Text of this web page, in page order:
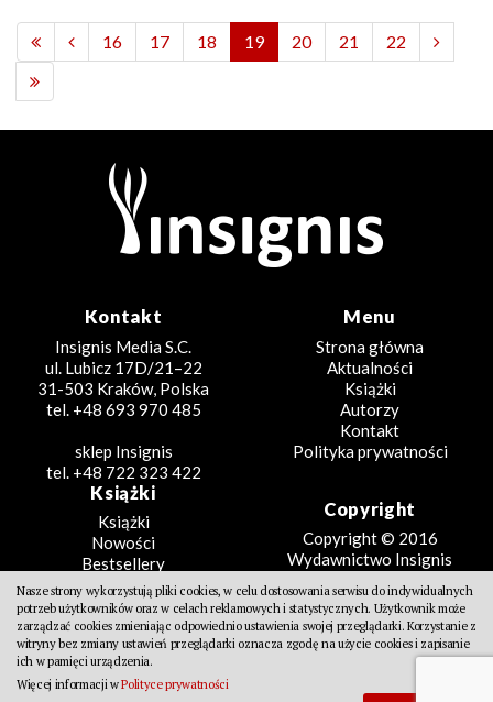
16 17 18 19 20 21 22
Kontakt
Insignis Media S.C.
ul. Lubicz 17D/21–22
31-503 Kraków, Polska
tel. +48 693 970 485
sklep Insignis
tel. +48 722 323 422
Menu
Strona główna
Aktualności
Książki
Autorzy
Kontakt
Polityka prywatności
Książki
Książki
Nowości
Bestsellery
Zapowiedzi
Beletrystyka
Fantastyka
Literatura faktu
Poradniki
Kreatywne
Copyright
Copyright © 2016
Wydawnictwo Insignis
Projekt
Design Partners
Nasze strony wykorzystują pliki cookies, w celu dostosowania serwisu do indywidualnych
potrzeb użytkowników oraz w celach reklamowych i statystycznych. Użytkownik może
zarządzać cookies zmieniając odpowiednio ustawienia swojej przeglądarki. Korzystanie z
witryny bez zmiany ustawień przeglądarki oznacza zgodę na użycie cookies i zapisanie
ich w pamięci urządzenia.
Więcej informacji wPolityce prywatności